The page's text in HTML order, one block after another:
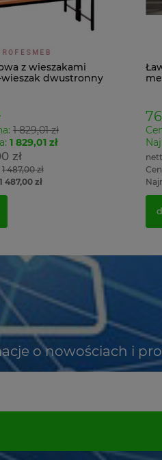
z wieszakami
wieszak dwustronny
1 829,01 zł
1 829,01 zł
zł
1 487,00 zł
1 487,00 zł
o nowościach i